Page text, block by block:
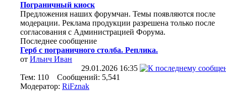
Пограничный киоск
Предложения наших форумчан. Темы появляются после
модерации. Реклама продукции разрешена только после
согласования с Администрацией Форума.
Последнее сообщение
Герб с пограничного столба. Реплика.
от Ильич Иван
29.01.2026 16:35
Тем: 110 Сообщений: 5,541
Модератор: RiFznak